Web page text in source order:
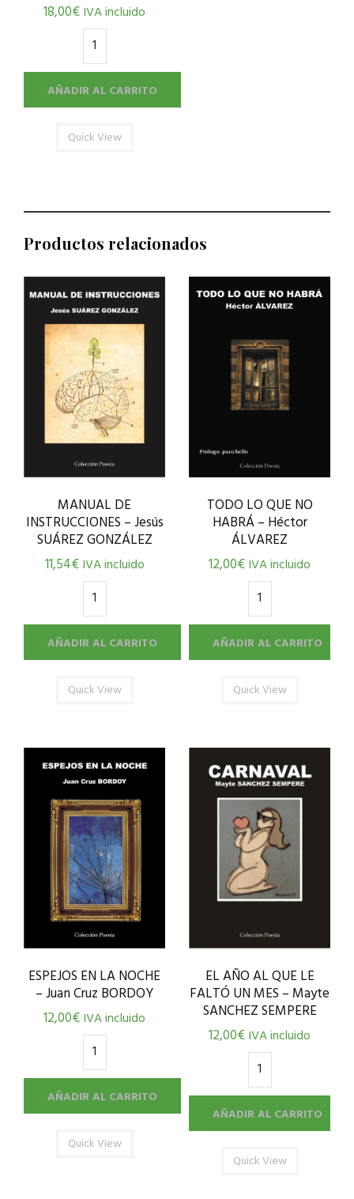
18,00€IVA incluido
AÑADIR AL CARRITO
Quick View
Productos relacionados
MANUAL DE
INSTRUCCIONES – Jesús
SUÁREZ GONZÁLEZ
11,54€ IVA incluido
AÑADIR AL CARRITO
Quick View
TODO LO QUE NO
HABRÁ – Héctor
ÁLVAREZ
12,00€IVA incluido
AÑADIR AL CARRITO
Quick View
ESPEJOS EN LA NOCHE
– Juan Cruz BORDOY
12,00€IVA incluido
AÑADIR AL CARRITO
Quick View
EL AÑO AL QUE LE
FALTÓ UN MES – Mayte
SANCHEZ SEMPERE
12,00€IVA incluido
AÑADIR AL CARRITO
Quick View